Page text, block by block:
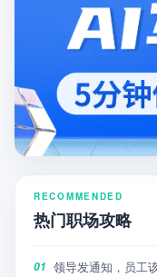
RECOMMENDED
热门职场攻略
01 领导发通知，员工